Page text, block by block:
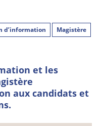
d’information Magistère
et les
aux candidats et